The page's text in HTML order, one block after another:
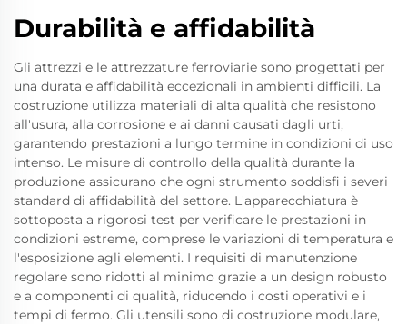
Durabilità e affidabilità
Gli attrezzi e le attrezzature ferroviarie sono progettati per
una durata e affidabilità eccezionali in ambienti difficili. La
costruzione utilizza materiali di alta qualità che resistono
all'usura, alla corrosione e ai danni causati dagli urti,
garantendo prestazioni a lungo termine in condizioni di uso
intenso. Le misure di controllo della qualità durante la
produzione assicurano che ogni strumento soddisfi i severi
standard di affidabilità del settore. L'apparecchiatura è
sottoposta a rigorosi test per verificare le prestazioni in
condizioni estreme, comprese le variazioni di temperatura e
l'esposizione agli elementi. I requisiti di manutenzione
regolare sono ridotti al minimo grazie a un design robusto
e a componenti di qualità, riducendo i costi operativi e i
tempi di fermo. Gli utensili sono di costruzione modulare,